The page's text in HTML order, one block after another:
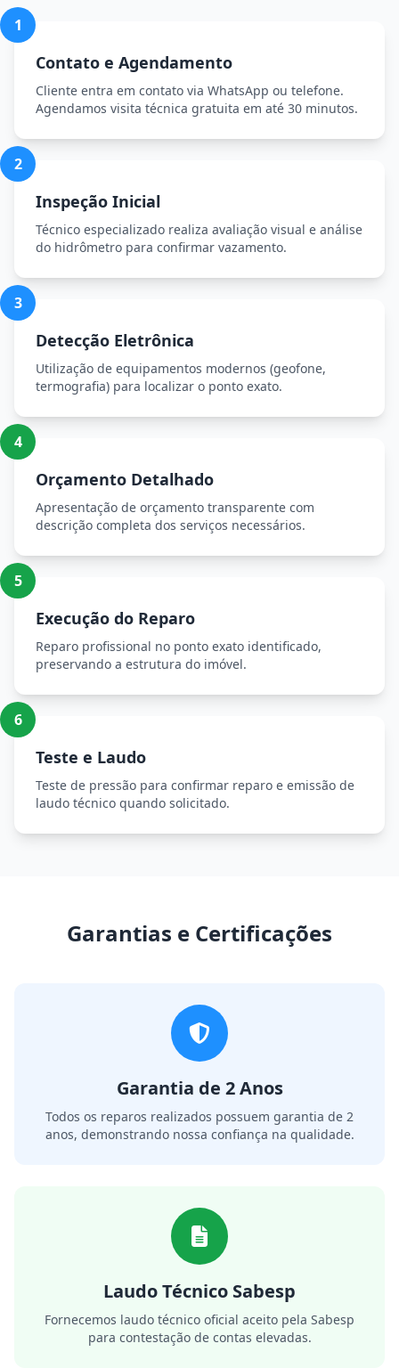
1
Contato e Agendamento
Cliente entra em contato via WhatsApp ou telefone.
Agendamos visita técnica gratuita em até 30 minutos.
2
Inspeção Inicial
Técnico especializado realiza avaliação visual e análise
do hidrômetro para confirmar vazamento.
3
Detecção Eletrônica
Utilização de equipamentos modernos (geofone,
termografia) para localizar o ponto exato.
4
Orçamento Detalhado
Apresentação de orçamento transparente com
descrição completa dos serviços necessários.
5
Execução do Reparo
Reparo profissional no ponto exato identificado,
preservando a estrutura do imóvel.
6
Teste e Laudo
Teste de pressão para confirmar reparo e emissão de
laudo técnico quando solicitado.
Garantias e Certificações
Garantia de 2 Anos
Todos os reparos realizados possuem garantia de 2
anos, demonstrando nossa confiança na qualidade.
Laudo Técnico Sabesp
Fornecemos laudo técnico oficial aceito pela Sabesp
para contestação de contas elevadas.